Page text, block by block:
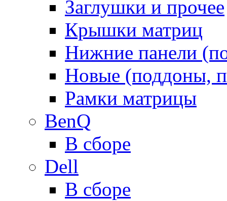
Заглушки и прочее
Крышки матриц
Нижние панели
Новые (поддоны,
Рамки матрицы
BenQ
В сборе
Dell
В сборе